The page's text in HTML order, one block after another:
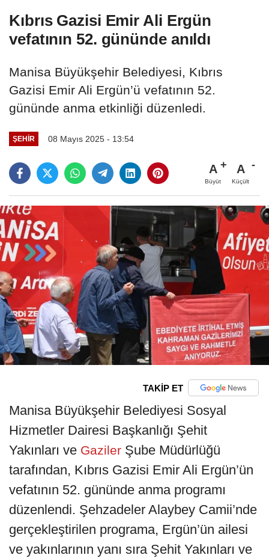
Kıbrıs Gazisi Emir Ali Ergün
vefatının 52. gününde anıldı
Manisa Büyükşehir Belediyesi, Kıbrıs
Gazisi Emir Ali Ergün’ü vefatının 52.
gününde anma etkinliği düzenledi.
ŞEHIR 08 Mayıs 2025 - 13:54
A
Büyüt
A
Küçült
TAKİP ET
Manisa Büyükşehir Belediyesi Sosyal
Hizmetler Dairesi Başkanlığı Şehit
Yakınları ve Gaziler Şube Müdürlüğü
tarafından, Kıbrıs Gazisi Emir Ali Ergün’ün
vefatının 52. gününde anma programı
düzenlendi. Şehzadeler Alaybey Camii’nde
gerçekleştirilen programa, Ergün’ün ailesi
ve yakınlarının yanı sıra Şehit Yakınları ve